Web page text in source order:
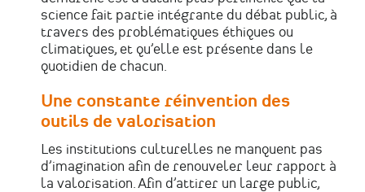
science fait partie intégrante du débat public, à
travers des problématiques éthiques ou
climatiques, et qu’elle est présente dans le
quotidien de chacun.
Une constante réinvention des
outils de valorisation
Les institutions culturelles ne manquent pas
d’imagination afin de renouveler leur rapport à
la valorisation. Afin d’attirer un large public,